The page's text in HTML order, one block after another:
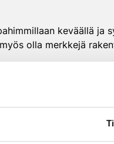
keväällä ja
olla merkkejä
joten tarkka